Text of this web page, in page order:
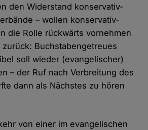
den Widerstand konservativ-
– wollen konservativ-
die Rolle rückwärts vornehmen
Buchstabengetreues
soll wieder (evangelischer)
– der Ruf nach Verbreitung des
dann als Nächstes zu hören
von einer im evangelischen